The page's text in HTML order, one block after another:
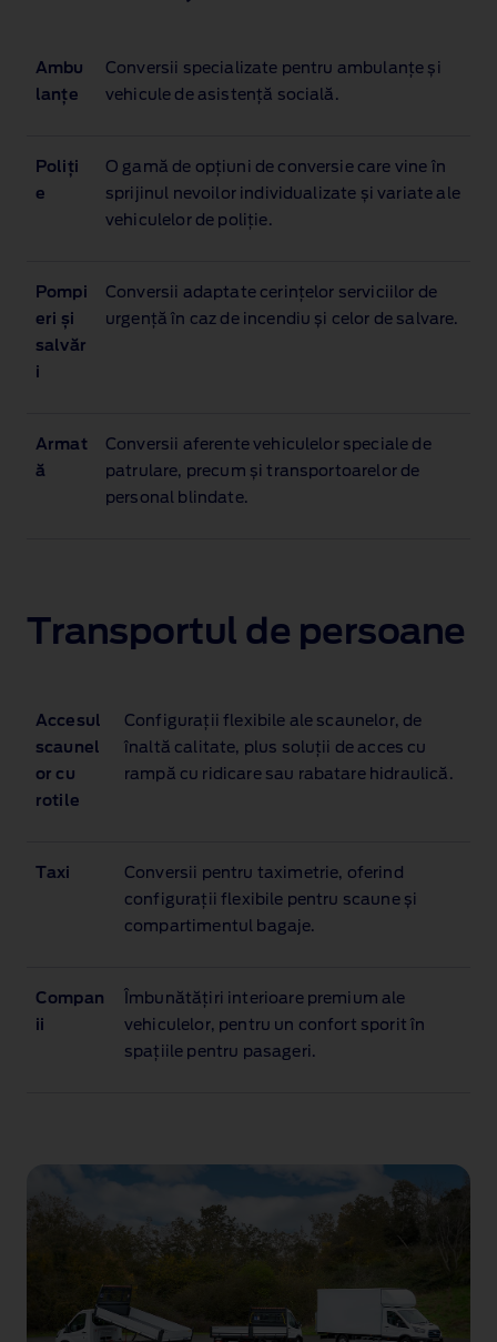
Ambu
lanțe
Conversii specializate pentru ambulanțe și
vehicule de asistență socială.
Poliți
e
O gamă de opțiuni de conversie care vine în
sprijinul nevoilor individualizate și variate ale
vehiculelor de poliție.
Pompi
eri și
salvăr
i
Conversii adaptate cerințelor serviciilor de
urgență în caz de incendiu și celor de salvare.
Armat
ă
Conversii aferente vehiculelor speciale de
patrulare, precum și transportoarelor de
personal blindate.
Transportul de persoane
Accesul
scaunel
or cu
rotile
Configurații flexibile ale scaunelor, de
înaltă calitate, plus soluții de acces cu
rampă cu ridicare sau rabatare hidraulică.
Taxi
Conversii pentru taximetrie, oferind
configurații flexibile pentru scaune și
compartimentul bagaje.
Compan
ii
Îmbunătățiri interioare premium ale
vehiculelor, pentru un confort sporit în
spațiile pentru pasageri.